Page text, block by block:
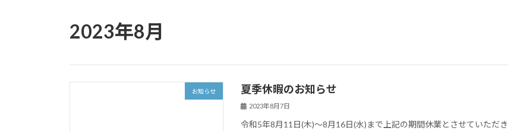
2023年8月
お知らせ 夏季休暇のお知らせ
2023年8月7日
令和5年8月11日(木)～8月16日(水)まで上記の期間休業とさせていただき